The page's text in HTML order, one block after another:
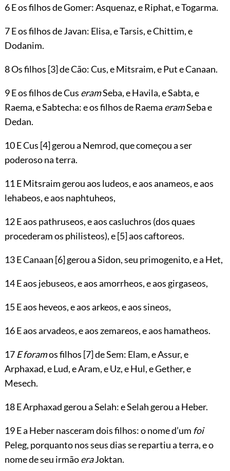
6 E os filhos de Gomer: Asquenaz, e Riphat, e Togarma.
7 E os filhos de Javan: Elisa, e Tarsis, e Chittim, e
Dodanim.
8 Os filhos [3]de Cão: Cus, e Mitsraim, e Put e Canaan.
9 E os filhos de Cus eramSeba, e Havila, e Sabta, e
Raema, e Sabtecha: e os filhos de Raema eramSeba e
Dedan.
10 E Cus [4]gerou a Nemrod, que começou a ser
poderoso na terra.
11 E Mitsraim gerou aos ludeos, e aos anameos, e aos
lehabeos, e aos naphtuheos,
12 E aos pathruseos, e aos casluchros (dos quaes
procederam os philisteos), e[5]aos caftoreos.
13 E Canaan [6]gerou a Sidon, seu primogenito, e a Het,
14 E aos jebuseos, e aos amorrheos, e aos girgaseos,
15 E aos heveos, e aos arkeos, e aos sineos,
16 E aos arvadeos, e aos zemareos, e aos hamatheos.
17E foramos filhos [7]de Sem: Elam, e Assur, e
Arphaxad, e Lud, e Aram, e Uz, e Hul, e Gether, e
Mesech.
18 E Arphaxad gerou a Selah: e Selah gerou a Heber.
19 E a Heber nasceram dois filhos: o nome d’um foi
Peleg, porquanto nos seus dias se repartiu a terra, e o
nome de seu irmãoeraJoktan.